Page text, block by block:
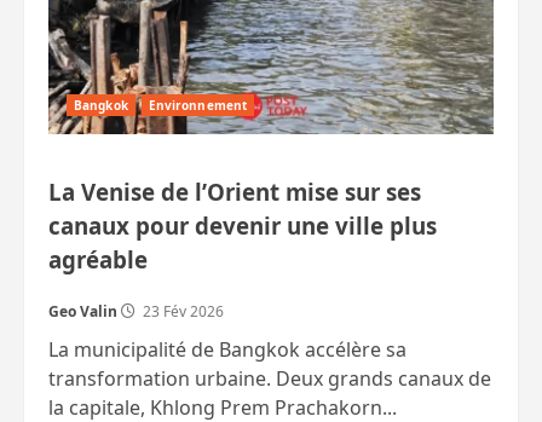
Bangkok Environnement
La Venise de l’Orient mise sur ses
canaux pour devenir une ville plus
agréable
Geo Valin 23 Fév 2026
La municipalité de Bangkok accélère sa
transformation urbaine. Deux grands canaux de
la capitale, Khlong Prem Prachakorn...